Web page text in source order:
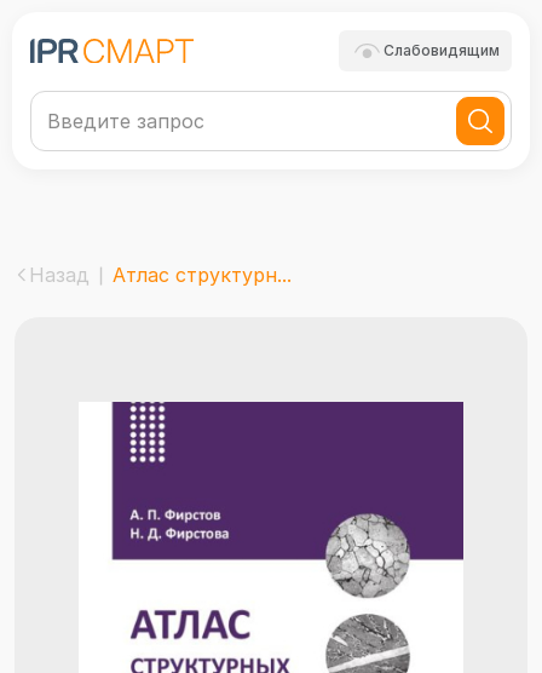
Слабовидящим
Назад Атлас структурн...